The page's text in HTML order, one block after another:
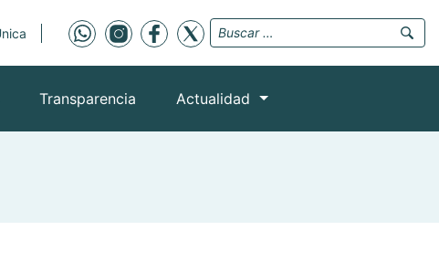
Transparencia Actualidad